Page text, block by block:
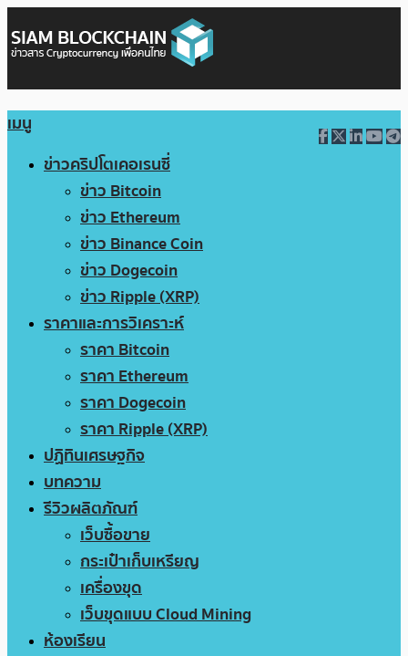
เมนู
ข่าวคริปโตเคอเรนซี่
ข่าว Bitcoin
ข่าว Ethereum
ข่าว Binance Coin
ข่าว Dogecoin
ข่าว Ripple (XRP)
ราคาและการวิเคราะห์
ราคา Bitcoin
ราคา Ethereum
ราคา Dogecoin
ราคา Ripple (XRP)
ปฏิทินเศรษฐกิจ
บทความ
รีวิวผลิตภัณฑ์
เว็บซื้อขาย
กระเป๋าเก็บเหรียญ
เครื่องขุด
เว็บขุดแบบ Cloud Mining
ห้องเรียน